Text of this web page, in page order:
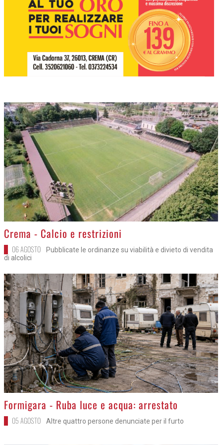
>
Crema - Calcio e restrizioni
06 AGOSTO
Pubblicate le ordinanze su viabilità e divieto di vendita
di alcolici
>
Formigara - Ruba luce e acqua: arrestato
05 AGOSTO Altre quattro persone denunciate per il furto